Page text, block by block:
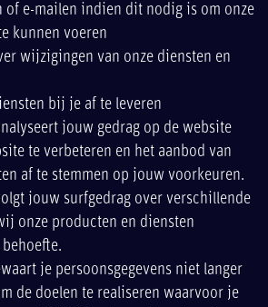
of e-mailen indien dit nodig is om onze
kunnen voeren
wijzigingen van onze diensten en
bij je af te leveren
jouw gedrag op de website
te verbeteren en het aanbod van
af te stemmen op jouw voorkeuren.
jouw surfgedrag over verschillende
onze producten en diensten
je persoonsgegevens niet langer
de doelen te realiseren waarvoor je